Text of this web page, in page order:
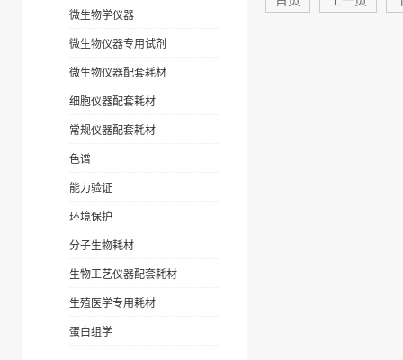
微生物学仪器
微生物仪器专用试剂
微生物仪器配套耗材
细胞仪器配套耗材
常规仪器配套耗材
色谱
能力验证
环境保护
分子生物耗材
生物工艺仪器配套耗材
生殖医学专用耗材
蛋白组学